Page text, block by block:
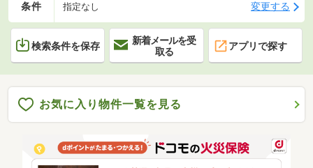
条件 指定なし 変更する
検索条件を保存
新着メールを受
取る
アプリで探す
お気に入り物件一覧を見る